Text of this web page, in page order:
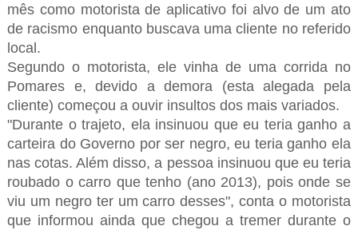
mês como motorista de aplicativo foi alvo de um ato
de racismo enquanto buscava uma cliente no referido
local.
Segundo o motorista, ele vinha de uma corrida no
Pomares e, devido a demora (esta alegada pela
cliente) começou a ouvir insultos dos mais variados.
"Durante o trajeto, ela insinuou que eu teria ganho a
carteira do Governo por ser negro, eu teria ganho ela
nas cotas. Além disso, a pessoa insinuou que eu teria
roubado o carro que tenho (ano 2013), pois onde se
viu um negro ter um carro desses", conta o motorista
que informou ainda que chegou a tremer durante o